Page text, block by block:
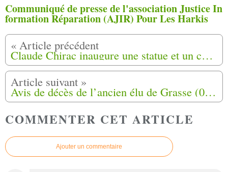
Communiqué de presse de l'association Justice In
formation Réparation (AJIR) Pour Les Harkis
Claude Chirac inaugure une statue et un cours Jacques Chirac à Nice (06)
Avis de décès de l’ancien élu de Grasse (06) Patrick Messaoudi est brutalement décédé
COMMENTER CET ARTICLE
Ajouter un commentaire